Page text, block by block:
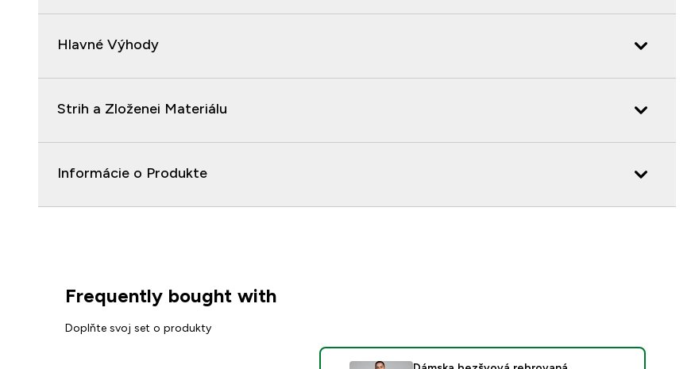
Hlavné Výhody
Strih a Zloženei Materiálu
Informácie o Produkte
Frequently bought with
Doplňte svoj set o produkty